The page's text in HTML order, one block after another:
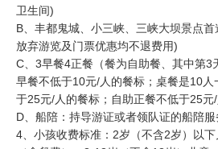
卫生间)
B、丰都鬼城、小三峡、三峡大坝景点首
放弃游览及门票优惠均不退费用)
C、3早餐4正餐（餐为自助餐、其中第3
早餐不低于10元/人的餐标；桌餐是10
于25元/人的餐标；自助正餐不低于25元/
D、船陪：持导游证或者领队证的船陪服
4、小孩收费标准：2岁（不含2岁）以